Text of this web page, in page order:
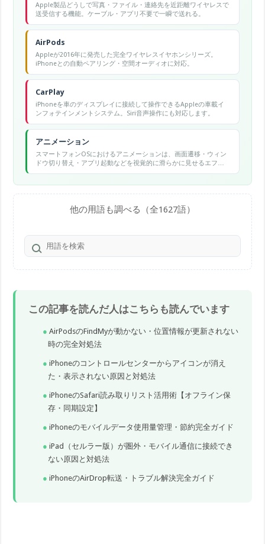
Apple製品どうしで写真・ファイル・連絡先を近距離ワイヤレスで
送受信する機能。ケーブル・アプリ不要で一瞬で送れる。
AirPods
Appleが2016年に発売した完全ワイヤレスイヤホンシリーズ。
iPhoneとの自動ペアリング・空間オーディオに対応。
CarPlay
iPhoneを車のディスプレイに接続して操作できるAppleの車載イ
ンフォテインメントシステム。Siri音声操作にも対応します。
アニメーション
スマートフォンOSにおけるアニメーションは、画面遷移・ウィン
ドウ切り替え・アプリ起動などを視覚的に滑らかに見せるエフェ
クトで、Androidの開発者オプションで速度調整が可能です。
他の用語も調べる（全1627語）
この記事を読んだ人はこちらも読んでいます
AirPodsのFindMyが動かない・位置情報が更新されない
時の完全対処法
iPhoneのコントロールセンターからアイコンが消え
た・表示されない原因と対処法
iPhoneのSafari読み取りリスト活用術【オフライン保
存・同期設定】
iPhoneのモバイルデータ使用量管理・節約完全ガイド
iPad（セルラー版）が圏外・モバイル通信に接続でき
ない原因と対処法
iPhoneのAirDrop転送・トラブル解決完全ガイド